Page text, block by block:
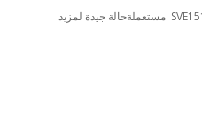
قطع غيار لابتوب سوني فايو SVE151C11L مستعملةحالة جيدة لمزيد